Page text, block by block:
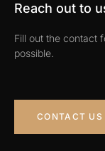
Reach out to
Fill out the contact
possible.
CONTACT US